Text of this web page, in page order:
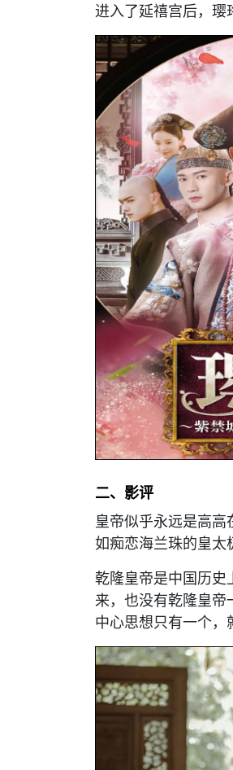
进入了延禧宫后，
二、影评
皇帝似乎永远是高高
如痴恋海兰珠的皇太
乾隆皇帝是中国历史
来，也没有乾隆皇帝
中心思想只有一个，